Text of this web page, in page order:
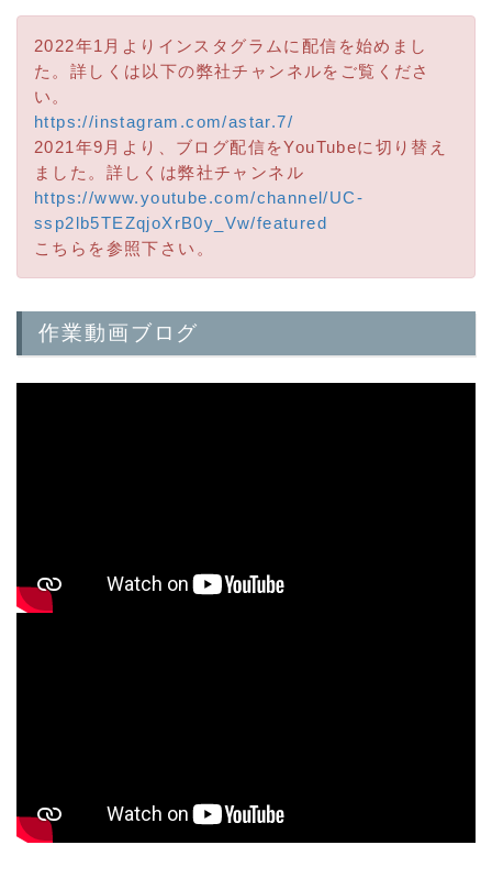
2022年1月よりインスタグラムに配信を始めまし
た。詳しくは以下の弊社チャンネルをご覧くださ
い。
https://instagram.com/astar.7/
2021年9月より、ブログ配信をYouTubeに切り替え
ました。詳しくは弊社チャンネル
https://www.youtube.com/channel/UC-
ssp2lb5TEZqjoXrB0y_Vw/featured
こちらを参照下さい。
作業動画ブログ